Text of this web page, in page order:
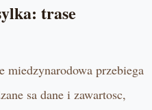
trase
miedzynarodowa przebiega
sa dane i zawartosc,